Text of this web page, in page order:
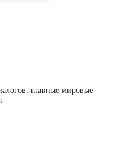
главные мировые